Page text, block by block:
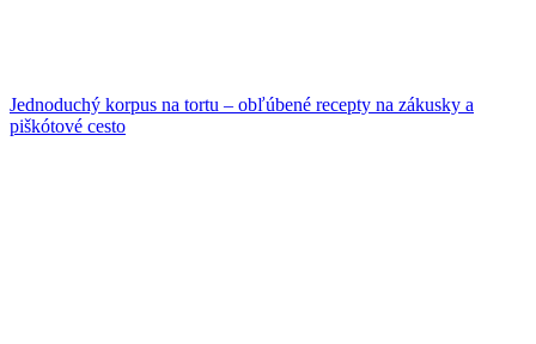
Jednoduchý korpus na tortu – obľúbené recepty na zákusky a
piškótové cesto